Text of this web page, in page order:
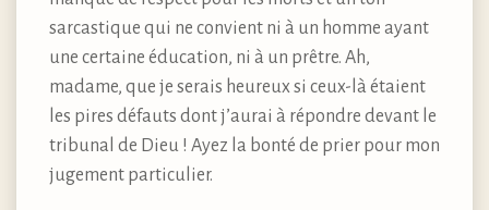
sarcastique qui ne convient ni à un homme ayant
une certaine éducation, ni à un prêtre. Ah,
madame, que je serais heureux si ceux-là étaient
les pires défauts dont j’aurai à répondre devant le
tribunal de Dieu ! Ayez la bonté de prier pour mon
jugement particulier.